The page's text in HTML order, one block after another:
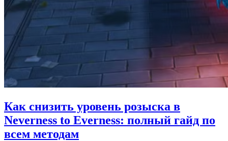
Как снизить уровень розыска в
Neverness to Everness: полный гайд по
всем методам